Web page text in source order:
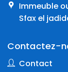
Immeuble
Sfax el
Contactez-
Contact